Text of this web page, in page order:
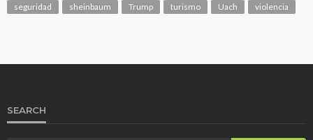
seguridad
sheinbaum Trump turismo Uach violencia
SEARCH